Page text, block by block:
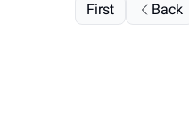
First Back